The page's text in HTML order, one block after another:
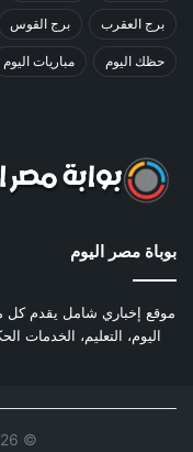
برج العقرب برج القوس
حظك اليوم مباريات اليوم
بوباة مصر اليوم
موقع إخباري شامل يقدم كل
اليوم، التعليم، الخدمات
©